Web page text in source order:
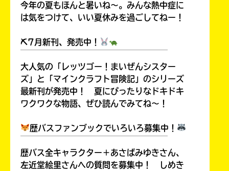
今年の夏もほんと暑いね～。みんな熱中症に
は気をつけて、いい夏休みを過ごしてねー！
⛏7月新刊、発売中！
大人気の「レッツゴー！まいぜんシスター
ズ」と「マインクラフト冒険記」のシリーズ
最新刊が発売中！ 夏にぴったりなドキドキ
ワクワクな物語、ぜひ読んでみてね～！
歴バスファンブックでいろいろ募集中！
歴バス全キャラクター＋あさばみゆきさん、
左近堂絵里さんへの質問を募集中！ しめき